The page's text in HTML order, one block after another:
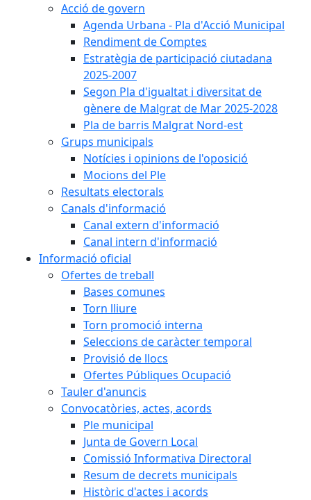
Acció de govern
Agenda Urbana - Pla d'Acció Municipal
Rendiment de Comptes
Estratègia de participació ciutadana
2025-2007
Segon Pla d'igualtat i diversitat de
gènere de Malgrat de Mar 2025-2028
Pla de barris Malgrat Nord-est
Grups municipals
Notícies i opinions de l'oposició
Mocions del Ple
Resultats electorals
Canals d'informació
Canal extern d'informació
Canal intern d'informació
Informació oficial
Ofertes de treball
Bases comunes
Torn lliure
Torn promoció interna
Seleccions de caràcter temporal
Provisió de llocs
Ofertes Públiques Ocupació
Tauler d'anuncis
Convocatòries, actes, acords
Ple municipal
Junta de Govern Local
Comissió Informativa Directoral
Resum de decrets municipals
Històric d'actes i acords